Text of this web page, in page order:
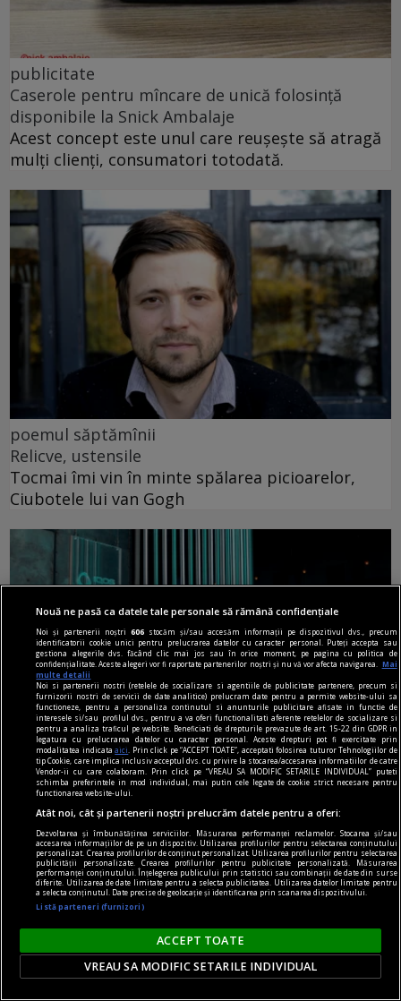
publicitate
Caserole pentru mîncare de unică folosință
disponibile la Snick Ambalaje
Acest concept este unul care reușește să atragă
mulți clienți, consumatori totodată.
poemul săptămînii
Relicve, ustensile
Tocmai îmi vin în minte spălarea picioarelor,
Ciubotele lui van Gogh
material susținut de iqos
Omid Ghannadi, creatorul instalației IQOS x
DIPLOMA: Apreciez că sînt companii care se
implică atît de vizibil în sprijinul comunității
El este omul din spatele instalației imersive IQOS
proiectată special pentru ediția de anul acesta a
festivalului DIPLOMA.
Parteneri
Nouă ne pasă ca datele tale personale să rămână confidențiale
Noi și partenerii noștri606 stocăm și/sau accesăm informații pe dispozitivul dvs., precum
identificatorii cookie unici pentru prelucrarea datelor cu caracter personal. Puteți accepta sau
gestiona alegerile dvs. făcând clic mai jos sau în orice moment, pe pagina cu politica de
confidențialitate. Aceste alegeri vor fi raportate partenerilor noștri și nu vă vor afecta navigarea.
Mai
multe detalii
Noi si partenerii nostri (retelele de socializare si agentiile de publicitate partenere, precum si
furnizorii nostri de servicii de date analitice) prelucram date pentru a permite website-ului sa
functioneze, pentru a personaliza continutul si anunturile publicitare afisate in functie de
interesele si/sau profilul dvs., pentru a va oferi functionalitati aferente retelelor de socializare si
pentru a analiza traficul pe website. Beneficiati de drepturile prevazute de art. 15-22 din GDPR in
legatura cu prelucrarea datelor cu caracter personal. Aceste drepturi pot fi exercitate prin
modalitatea indicataaici
. Prin click pe “ACCEPT TOATE”, acceptati folosirea tuturor Tehnologiilor de
tip Cookie, care implica inclusiv acceptul dvs. cu privire la stocarea/accesarea informatiilor de catre
Vendor-ii cu care colaboram. Prin click pe “VREAU SA MODIFIC SETARILE INDIVIDUAL” puteti
schimba preferintele in mod individual, mai putin cele legate de cookie strict necesare pentru
functionarea website-ului.
Atât noi, cât și partenerii noștri prelucrăm datele pentru a oferi:
Dezvoltarea și îmbunătățirea serviciilor. Măsurarea performanței reclamelor. Stocarea și/sau
accesarea informațiilor de pe un dispozitiv. Utilizarea profilurilor pentru selectarea conținutului
personalizat. Crearea profilurilor de conținut personalizat. Utilizarea profilurilor pentru selectarea
publicității personalizate. Crearea profilurilor pentru publicitate personalizată. Măsurarea
performanței conținutului. Înțelegerea publicului prin statistici sau combinații de date din surse
diferite. Utilizarea de date limitate pentru a selecta publicitatea. Utilizarea datelor limitate pentru
a selecta conținutul. Date precise de geolocație și identificarea prin scanarea dispozitivului.
Listă parteneri (furnizori)
ACCEPT TOATE
VREAU SA MODIFIC SETARILE INDIVIDUAL